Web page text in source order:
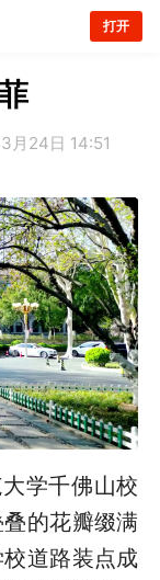
打开
月24日 14:51
学千佛山校
的花瓣缀满
道路装点成